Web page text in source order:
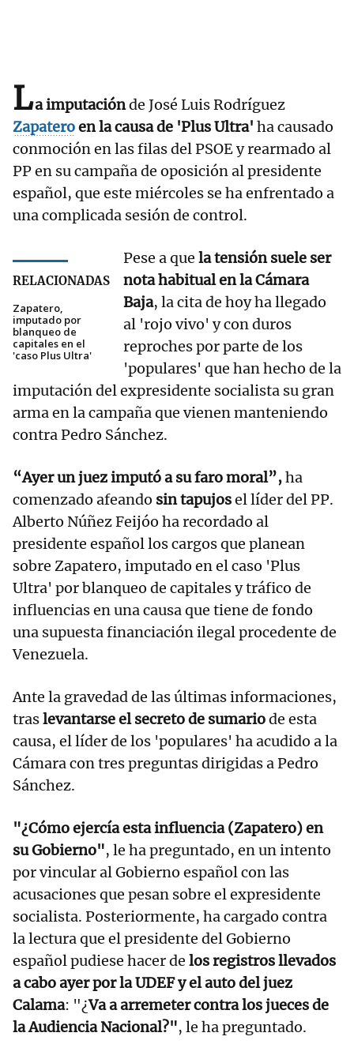
La imputaciónde José Luis Rodríguez
Zapateroen la causa de 'Plus Ultra' ha causado
conmoción en las filas del PSOE y rearmado al
PP en su campaña de oposición al presidente
español, que este miércoles se ha enfrentado a
una complicada sesión de control.
RELACIONADAS
Zapatero,
imputado por
blanqueo de
capitales en el
'caso Plus Ultra'
Pese a que la tensión suele ser
nota habitual en la Cámara
Baja, la cita de hoy ha llegado
al 'rojo vivo' y con duros
reproches por parte de los
'populares' que han hecho de la
imputación del expresidente socialista su gran
arma en la campaña que vienen manteniendo
contra Pedro Sánchez.
“Ayer un juez imputó a su faro moral”,ha
comenzado afeando sin tapujosel líder del PP.
Alberto Núñez Feijóo ha recordado al
presidente español los cargos que planean
sobre Zapatero, imputado en el caso 'Plus
Ultra' por blanqueo de capitales y tráfico de
influencias en una causa que tiene de fondo
una supuesta financiación ilegal procedente de
Venezuela.
Ante la gravedad de las últimas informaciones,
traslevantarse el secreto de sumariode esta
causa, el líder de los 'populares' ha acudido a la
Cámara con tres preguntas dirigidas a Pedro
Sánchez.
"¿Cómo ejercía esta influencia (Zapatero) en
su Gobierno", le ha preguntado, en un intento
por vincular al Gobierno español con las
acusaciones que pesan sobre el expresidente
socialista. Posteriormente, ha cargado contra
la lectura que el presidente del Gobierno
español pudiese hacer de los registros llevados
a cabo ayer por la UDEF y el auto del juez
Calama: "¿Va a arremeter contra los jueces de
la Audiencia Nacional?", le ha preguntado.